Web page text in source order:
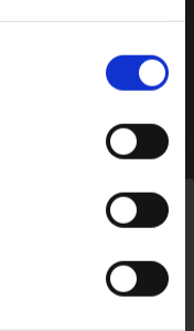
Vis alle 6 billeder